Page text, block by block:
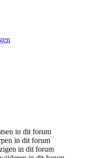
in dit forum
in dit forum
in dit forum